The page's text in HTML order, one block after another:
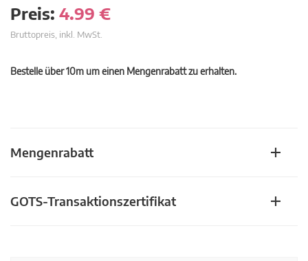
Preis: 4.99 €
Bruttopreis, inkl. MwSt.
Bestelle über 10m um einen Mengenrabatt zu erhalten.
Mengenrabatt
GOTS-Transaktionszertifikat